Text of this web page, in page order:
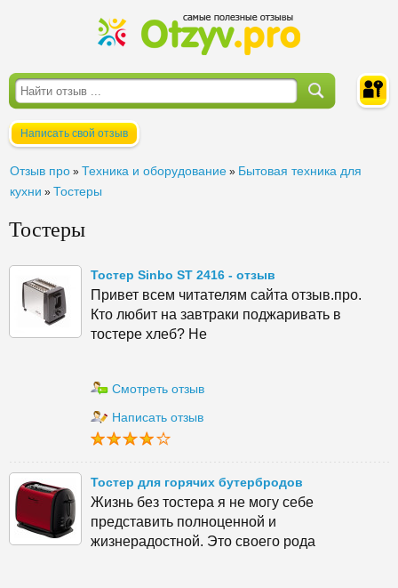
Написать свой отзыв
Отзыв про » Техника и оборудование » Бытовая техника для
кухни » Тостеры
Тостеры
Тостер Sinbo ST 2416 - отзыв
Привет всем читателям сайта отзыв.про.
Кто любит на завтраки поджаривать в
тостере хлеб? Не
Смотреть отзыв
Написать отзыв
Тостер для горячих бутербродов
Жизнь без тостера я не могу себе
представить полноценной и
жизнерадостной. Это своего рода